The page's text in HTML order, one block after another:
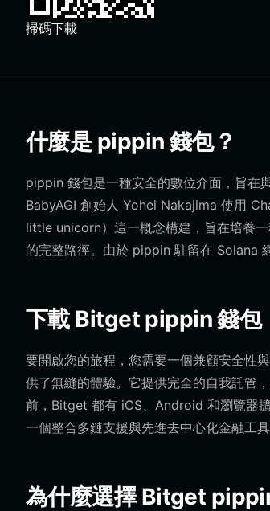
掃碼下載
什麼是 pippin 錢包？
pippin 錢包是一種安全的數位介面，旨在
BabyAGI 創始人 Yohei Nakajima 使用
little unicorn）這一概念構建，旨在培養
的完整路徑。由於 pippin 駐留在 Solana
下載 Bitget pippin 錢包
要開啟您的旅程，您需要一個兼顧安全性
供了無縫的體驗。它提供完全的自我託管
前，Bitget 都有 iOS、Android 和瀏覽器
一個整合多鏈支援與先進去中心化金融工具
為什麼選擇 Bitget